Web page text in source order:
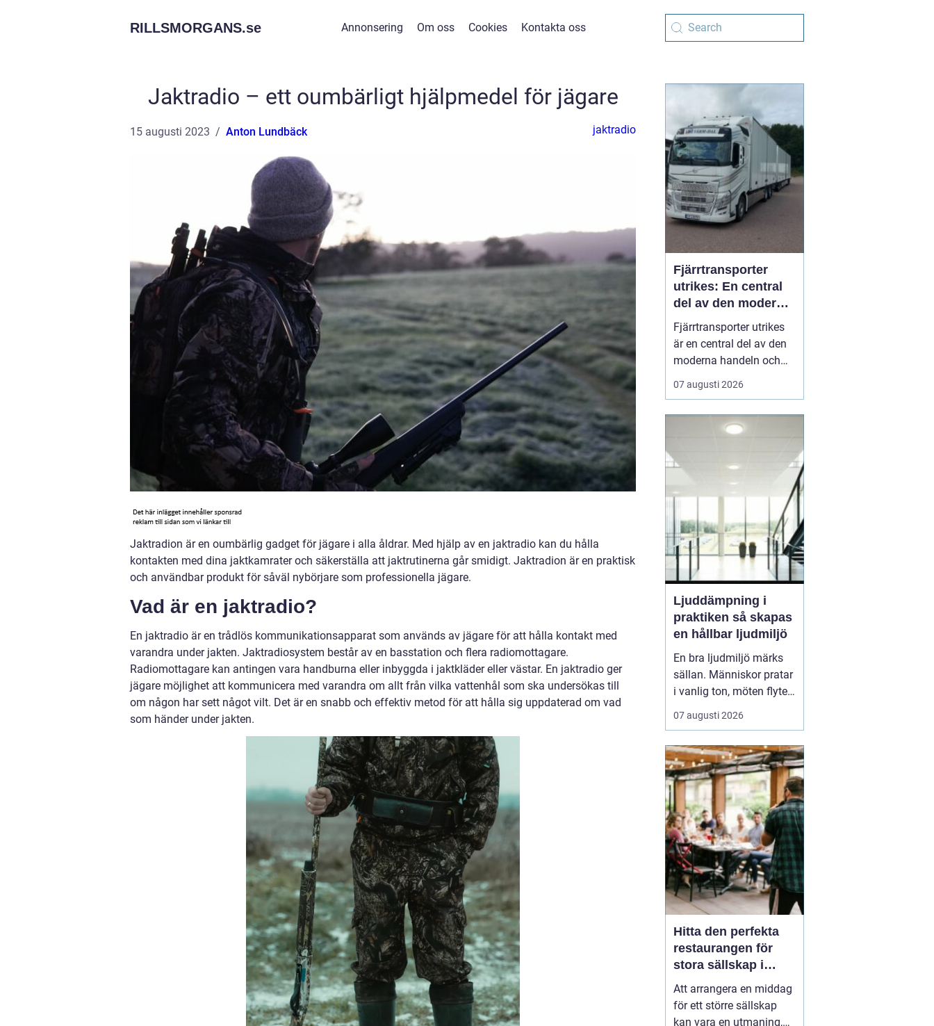
RILLSMORGANS.se Annonsering Om oss Cookies Kontakta oss
Jaktradio – ett oumbärligt hjälpmedel för jägare
15 augusti 2023 Anton Lundbäck jaktradio
Jaktradion är en oumbärlig gadget för jägare i alla åldrar. Med hjälp av en jaktradio kan du hålla
kontakten med dina jaktkamrater och säkerställa att jaktrutinerna går smidigt. Jaktradion är en praktisk
och användbar produkt för såväl nybörjare som professionella jägare.
Vad är en jaktradio?
En jaktradio är en trådlös kommunikationsapparat som används av jägare för att hålla kontakt med
varandra under jakten. Jaktradiosystem består av en basstation och flera radiomottagare.
Radiomottagare kan antingen vara handburna eller inbyggda i jaktkläder eller västar. En jaktradio ger
jägare möjlighet att kommunicera med varandra om allt från vilka vattenhål som ska undersökas till
om någon har sett något vilt. Det är en snabb och effektiv metod för att hålla sig uppdaterad om vad
som händer under jakten.
Fjärrtransporter
utrikes: En central
del av den moderna
handeln
Fjärrtransporter utrikes
är en central del av den
moderna handeln och
gör det möjligt för
företag att nå kunder
landsgränserna. Genom
effektiva logist...
07 augusti 2026
Ljuddämpning i
praktiken så skapas
en hållbar ljudmiljö
En bra ljudmiljö märks
sällan. Människor pratar
i vanlig ton, möten flyter
på och ingen går hem
med dunkande
däremotsaknar
ljuddämpning blir
kontrasten tydlig: sam...
07 augusti 2026
Hitta den perfekta
restaurangen för
stora sällskap i
Stockholm
Att arrangera en middag
för ett större sällskap
kan vara en utmaning,